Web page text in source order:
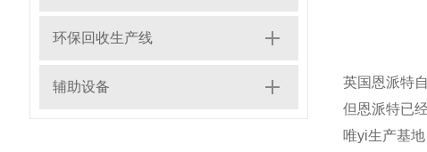
环保回收生产线
辅助设备 英国恩派特
但恩派特已
唯yi生产基